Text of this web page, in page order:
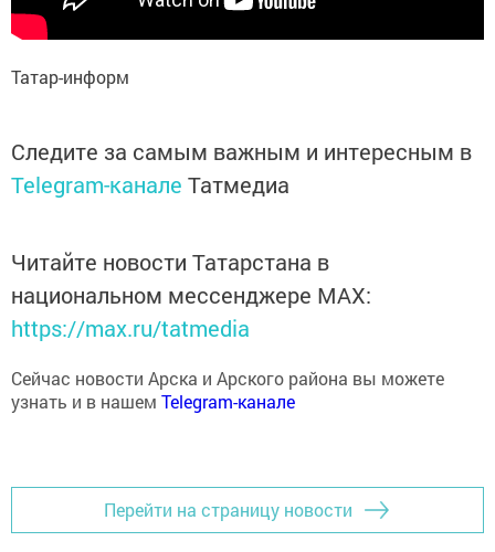
Татар-информ
Следите за самым важным и интересным в
Telegram-канале Татмедиа
Читайте новости Татарстана в
национальном мессенджере MАХ:
https://max.ru/tatmedia
Сейчас новости Арска и Арского района вы можете
узнать и в нашемTelegram-канале
Перейти на страницу новости